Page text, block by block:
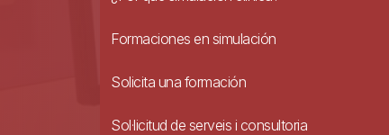
Formaciones en simulación
Solicita una formación
Sol·licitud de serveis i consultoria